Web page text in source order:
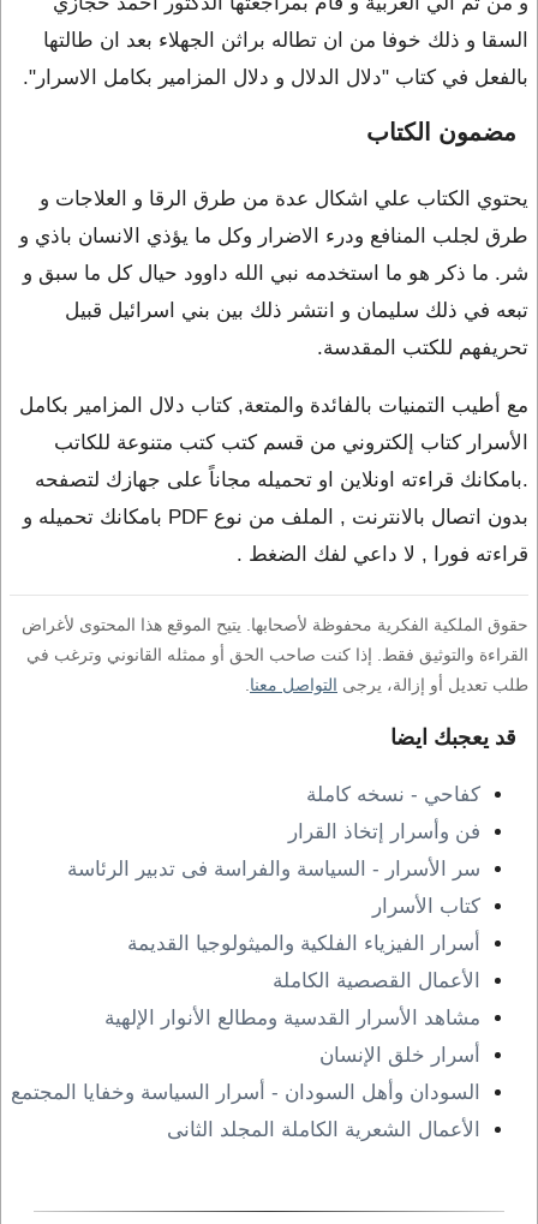
السقا و ذلك خوفا من ان تطاله براثن الجهلاء بعد ان طالتها
بالفعل في كتاب "دلال الدلال و دلال المزامير بكامل الاسرار".
مضمون الكتاب
يحتوي الكتاب علي اشكال عدة من طرق الرقا و العلاجات و
طرق لجلب المنافع ودرء الاضرار وكل ما يؤذي الانسان باذي و
شر. ما ذكر هو ما استخدمه نبي الله داوود حيال كل ما سبق و
تبعه في ذلك سليمان و انتشر ذلك بين بني اسرائيل قبيل
تحريفهم للكتب المقدسة.
مع أطيب التمنيات بالفائدة والمتعة, كتاب دلال المزامير بكامل
الأسرار كتاب إلكتروني من قسم كتب كتب متنوعة للكاتب
.بامكانك قراءته اونلاين او تحميله مجاناً على جهازك لتصفحه
بدون اتصال بالانترنت , الملف من نوع PDF بامكانك تحميله و
قراءته فورا , لا داعي لفك الضغط .
حقوق الملكية الفكرية محفوظة لأصحابها. يتيح الموقع هذا المحتوى لأغراض
القراءة والتوثيق فقط. إذا كنت صاحب الحق أو ممثله القانوني وترغب في
طلب تعديل أو إزالة، يرجى التواصل معنا
قد يعجبك ايضا
كفاحي - نسخه كاملة
فن وأسرار إتخاذ القرار
سر الأسرار - السياسة والفراسة فى تدبير الرئاسة
كتاب الأسرار
أسرار الفيزياء الفلكية والميثولوجيا القديمة
الأعمال القصصية الكاملة
مشاهد الأسرار القدسية ومطالع الأنوار الإلهية
أسرار خلق الإنسان
السودان وأهل السودان - أسرار السياسة وخفايا المجتمع
الأعمال الشعرية الكاملة المجلد الثانى